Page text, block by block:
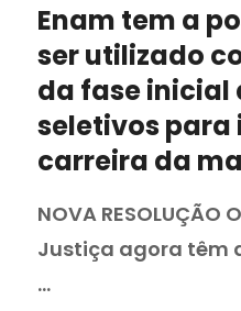
Enam tem a
ser utilizado
da fase inicial
seletivos para
carreira da
NOVA RESOLUÇÃO
Justiça agora têm
...